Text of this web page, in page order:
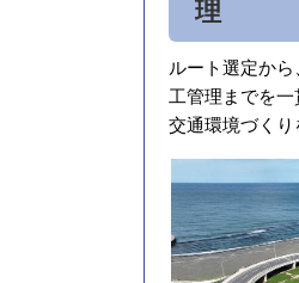
理
ルート選定か
工管理までを
交通環境づくり